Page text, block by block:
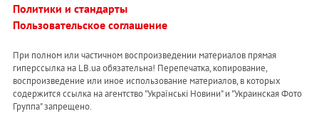
Политики и стандарты
Пользовательское соглашение
При полном или частичном воспроизведении материалов прямая
гиперссылка на LB.ua обязательна! Перепечатка, копирование,
воспроизведение или иное использование материалов, в которых
содержится ссылка на агентство "Українськi Новини" и "Украинская Фото
Группа" запрещено.